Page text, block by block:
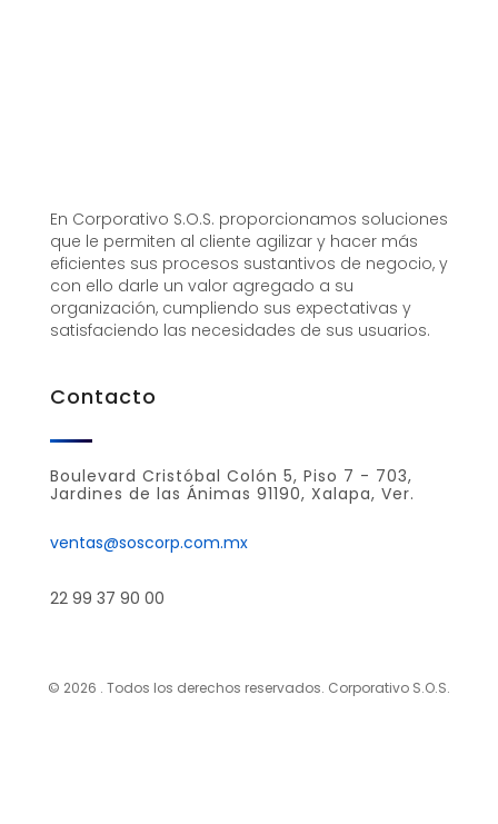
En Corporativo S.O.S. proporcionamos soluciones
que le permiten al cliente agilizar y hacer más
eficientes sus procesos sustantivos de negocio, y
con ello darle un valor agregado a su
organización, cumpliendo sus expectativas y
satisfaciendo las necesidades de sus usuarios.
Contacto
Boulevard Cristóbal Colón 5, Piso 7 - 703,
Jardines de las Ánimas 91190, Xalapa, Ver.
ventas@soscorp.com.mx
22 99 37 90 00
© 2026 . Todos los derechos reservados. Corporativo S.O.S.